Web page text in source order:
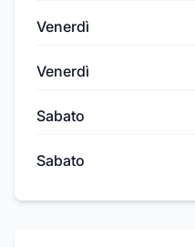
Venerdì
Venerdì
Sabato
Sabato